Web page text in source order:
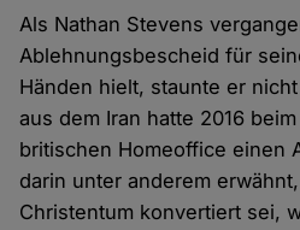
Als Nathan Stevens
Ablehnungsbescheid für
Händen hielt, staunte er
aus dem Iran hatte 2016
britischen Homeoffice einen
darin unter anderem
Christentum konvertiert sei,